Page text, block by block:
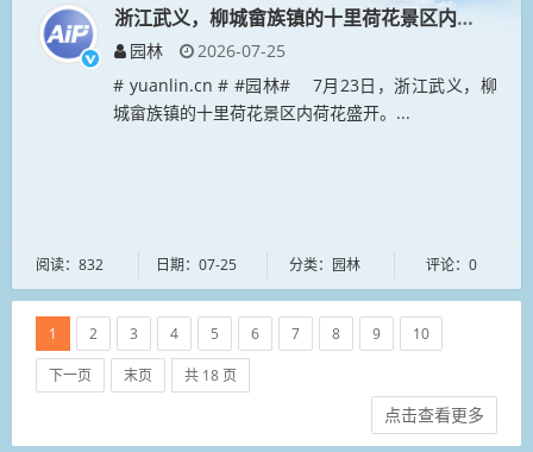
浙江武义，柳城畲族镇的十里荷花景区内荷花盛开
园林
2026-07-25
# yuanlin.cn # #园林# 7月23日，浙江武义，柳
城畲族镇的十里荷花景区内荷花盛开。...
阅读：832 日期：07-25 分类：园林 评论：0
1 2 3 4 5 6 7 8 9 10
下一页 末页 共 18 页
点击查看更多